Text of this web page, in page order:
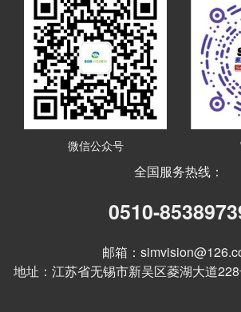
微信公众号
全国服务热线：
0510-
邮箱：
地址：江苏省无锡市新吴区菱湖大道